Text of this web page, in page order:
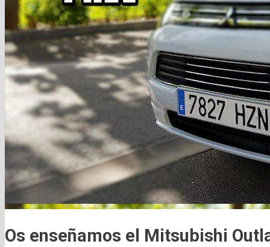
Os enseñamos el Mitsubishi